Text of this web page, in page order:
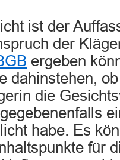
ist der
der
ergeben
dahinstehen,
die
habe. Es
für